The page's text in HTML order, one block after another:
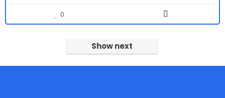
0
Show next